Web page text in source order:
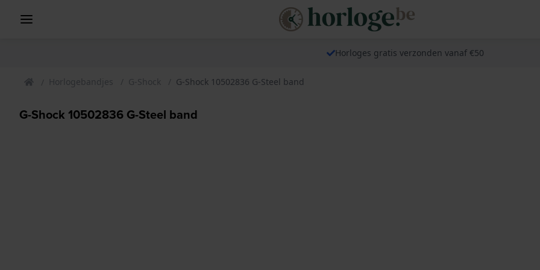
Horloges gratis verzonden vanaf €50
Horlogebandjes G-Shock G-Shock 10502836 G-Steel band
G-Shock 10502836 G-Steel band